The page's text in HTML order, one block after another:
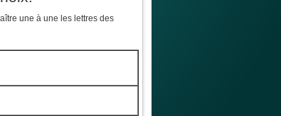
une à une les lettres des